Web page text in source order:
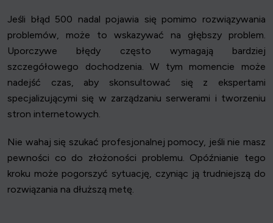
Jeśli błąd 500 nadal pojawia się pomimo rozwiązywania
problemów, może to wskazywać na głębszy problem.
Uporczywe błędy często wymagają bardziej
szczegółowego dochodzenia. W tym momencie może
nadejść czas, aby skonsultować się z ekspertami
specjalizującymi się w zarządzaniu serwerami i tworzeniu
stron internetowych.
Nie wahaj się szukać profesjonalnej pomocy, jeśli nie masz
pewności co do złożoności problemu. Opóźnianie tego
kroku może pogorszyć sytuację, czyniąc ją trudniejszą do
rozwiązania na dłuższą metę.